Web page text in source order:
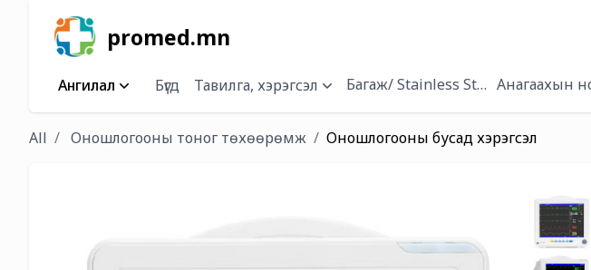
promed.mn
Ангилал Бүгд Тавилга, хэрэгсэл Багаж/ Stainless Steel/Анагаахын
All Оношлогооны тоног төхөөрөмж Оношлогооны бусад хэрэгсэл